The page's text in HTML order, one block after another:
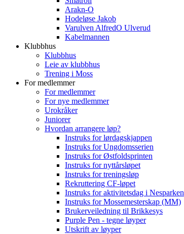
Arakn-O
Hodeløse Jakob
Varulven AlfredO Ulverud
Kabelmannen
Klubbhus
Klubbhus
Leie av klubbhus
Trening i Moss
For medlemmer
For medlemmer
For nye medlemmer
Urokråker
Juniorer
Hvordan arrangere løp?
Instruks for lørdagskjappen
Instruks for Ungdomsserien
Instruks for Østfoldsprinten
Instruks for nyttårsløpet
Instruks for treningsløp
Rekruttering CF-løpet
Instruks for aktivitetsdag i Nesparken
Instruks for Mossemesterskap (MM)
Brukerveiledning til Brikkesys
Purple Pen - tegne løyper
Utskrift av løyper